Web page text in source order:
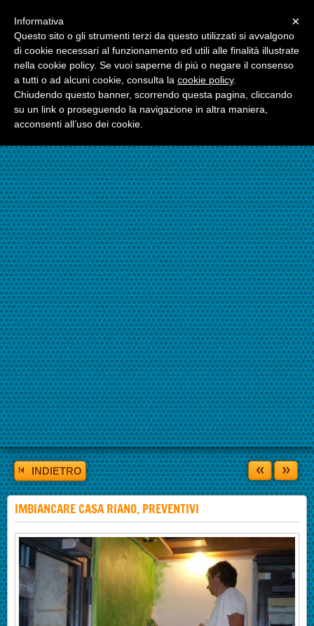
☎324.7403485
INDIETRO « »
IMBIANCARE CASA RIANO, PREVENTIVI
×
Informativa
Questo sito o gli strumenti terzi da questo utilizzati si avvalgono
di cookie necessari al funzionamento ed utili alle finalità illustrate
nella cookie policy. Se vuoi saperne di più o negare il consenso
a tutti o ad alcuni cookie, consulta la cookie policy.
Chiudendo questo banner, scorrendo questa pagina, cliccando
su un link o proseguendo la navigazione in altra maniera,
acconsenti all’uso dei cookie.